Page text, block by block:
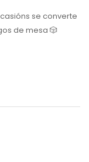
se converte
de mesa 🎲